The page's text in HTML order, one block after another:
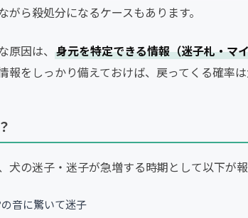
ら殺処分になるケースもあります。
原因は、 身元を特定できる情報（迷子札・マ
報をしっかり備えておけば、戻ってくる確率は
犬の迷子・迷子が急増する時期として以下が
音に驚いて迷子